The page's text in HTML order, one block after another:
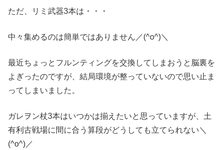
ただ、リミ武器3本は・・・
中々集めるのは簡単ではありません／(^o^)＼
最近ちょっとフルンティングを交換してしまおうと脳裏を
よぎったのですが、結局環境が整っていないので思い止ま
ってしまいました。
ガレヲン杖3本はいつかは揃えたいと思っていますが、土
有利古戦場に間に合う算段がどうしても立てられない＼
(^o^)／